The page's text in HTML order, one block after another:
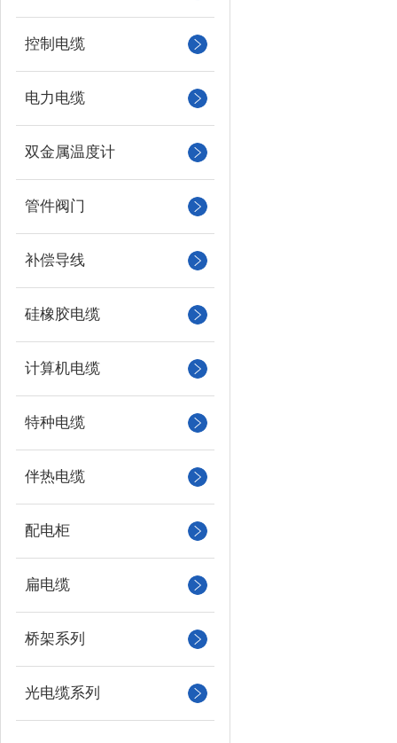
控制电缆
电力电缆
双金属温度计
管件阀门
补偿导线
硅橡胶电缆
计算机电缆
特种电缆
伴热电缆
配电柜
扁电缆
桥架系列
光电缆系列